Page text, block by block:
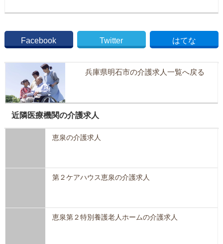
Facebook Twitter はてな
兵庫県明石市の介護求人一覧へ戻る
近隣医療機関の介護求人
恵泉の介護求人
第２ケアハウス恵泉の介護求人
恵泉第２特別養護老人ホームの介護求人